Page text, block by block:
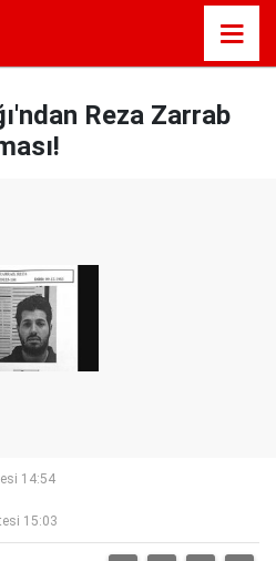
Reza Zarrab
14:54
15:03